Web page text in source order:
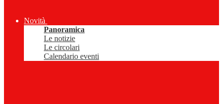
Novità
Panoramica
Le notizie
Le circolari
Calendario eventi